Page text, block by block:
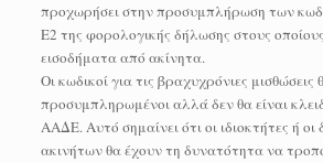
προχωρήσει στην προσυμπλήρωση των
Ε2 της φορολογικής δήλωσης στους
εισοδήματα από ακίνητα.
Οι κωδικοί για τις βραχυχρόνιες μισθώσεις
προσυμπληρωμένοι αλλά δεν θα είναι
ΑΑΔΕ. Αυτό σημαίνει ότι οι ιδιοκτήτες ή οι
ακινήτων θα έχουν τη δυνατότητα να